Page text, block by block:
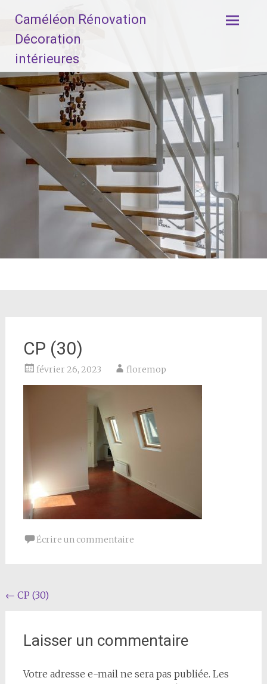
contenu
Caméléon Rénovation
Décoration
intérieures
CP (30)
février 26, 2023 floremop
Écrire un commentaire
Navigation
l'article
← CP (30)
Laisser un commentaire
Votre adresse e-mail ne sera pas publiée. Les